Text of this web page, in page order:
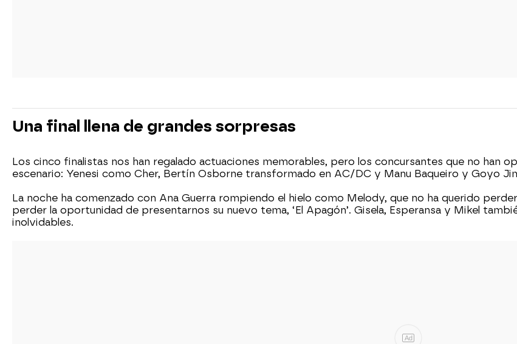
Una final llena de grandes sorpresas
Los cinco finalistas nos han regalado actuaciones memorables, pero los concursantes que no han
escenario: Yenesi como Cher, Bertín Osborne transformado en AC/DC y Manu Baqueiro y Goyo
La noche ha comenzado con Ana Guerra rompiendo el hielo como Melody, que no ha querido
perder la oportunidad de presentarnos su nuevo tema, ‘El Apagón’. Gisela, Esperansa y Mikel
inolvidables.
Ad